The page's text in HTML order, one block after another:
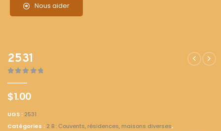
Nous aider
2531
$1.00
UGS : 2531
Catégories : 2 B : Couvents, résidences, maisons diverses,